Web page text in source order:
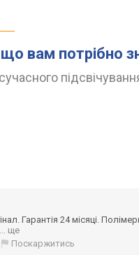
вам потрібно
Гарантія 24 місяці.
... ще
Поскаржитись